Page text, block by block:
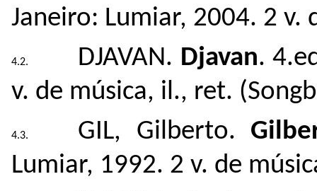
Janeiro: Lumiar, 2004. 2
DJAVAN. Djavan.
v. de música, il., ret.
GIL, Gilberto.
Lumiar, 1992. 2 v. de